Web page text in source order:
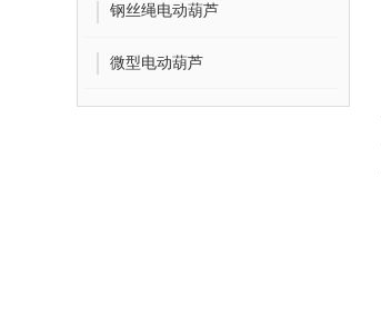
钢丝绳电动葫芦
微型电动葫芦